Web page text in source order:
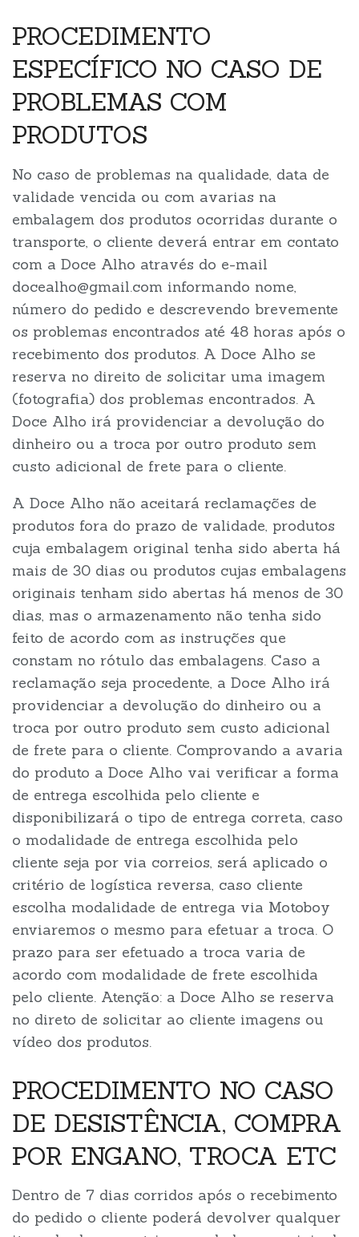
PROCEDIMENTO
ESPECÍFICO NO CASO DE
PROBLEMAS COM
PRODUTOS
No caso de problemas na qualidade, data de
validade vencida ou com avarias na
embalagem dos produtos ocorridas durante o
transporte, o cliente deverá entrar em contato
com a Doce Alho através do e-mail
docealho@gmail.com informando nome,
número do pedido e descrevendo brevemente
os problemas encontrados até 48 horas após o
recebimento dos produtos. A Doce Alho se
reserva no direito de solicitar uma imagem
(fotografia) dos problemas encontrados. A
Doce Alho irá providenciar a devolução do
dinheiro ou a troca por outro produto sem
custo adicional de frete para o cliente.
A Doce Alho não aceitará reclamações de
produtos fora do prazo de validade, produtos
cuja embalagem original tenha sido aberta há
mais de 30 dias ou produtos cujas embalagens
originais tenham sido abertas há menos de 30
dias, mas o armazenamento não tenha sido
feito de acordo com as instruções que
constam no rótulo das embalagens. Caso a
reclamação seja procedente, a Doce Alho irá
providenciar a devolução do dinheiro ou a
troca por outro produto sem custo adicional
de frete para o cliente. Comprovando a avaria
do produto a Doce Alho vai verificar a forma
de entrega escolhida pelo cliente e
disponibilizará o tipo de entrega correta, caso
o modalidade de entrega escolhida pelo
cliente seja por via correios, será aplicado o
critério de logística reversa, caso cliente
escolha modalidade de entrega via Motoboy
enviaremos o mesmo para efetuar a troca. O
prazo para ser efetuado a troca varia de
acordo com modalidade de frete escolhida
pelo cliente. Atenção: a Doce Alho se reserva
no direto de solicitar ao cliente imagens ou
vídeo dos produtos.
PROCEDIMENTO NO CASO
DE DESISTÊNCIA, COMPRA
POR ENGANO, TROCA ETC
Dentro de 7 dias corridos após o recebimento
do pedido o cliente poderá devolver qualquer